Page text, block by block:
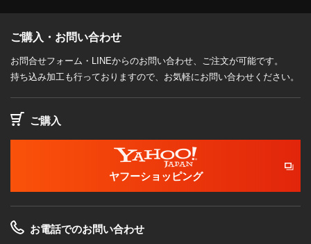
ご購入・お問い合わせ
お問合せフォーム・LINEからのお問い合わせ、ご注文が可能です。
持ち込み加工も行っておりますので、お気軽にお問い合わせください。
ご購入
ヤフーショッピング
お電話でのお問い合わせ